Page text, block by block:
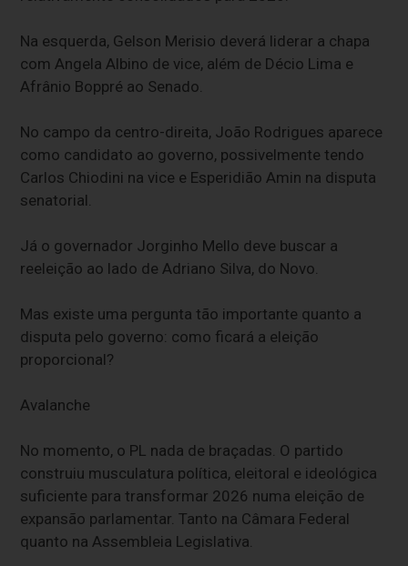
Na esquerda, Gelson Merisio deverá liderar a chapa
com Angela Albino de vice, além de Décio Lima e
Afrânio Boppré ao Senado.
No campo da centro-direita, João Rodrigues aparece
como candidato ao governo, possivelmente tendo
Carlos Chiodini na vice e Esperidião Amin na disputa
senatorial.
Já o governador Jorginho Mello deve buscar a
reeleição ao lado de Adriano Silva, do Novo.
Mas existe uma pergunta tão importante quanto a
disputa pelo governo: como ficará a eleição
proporcional?
Avalanche
No momento, o PL nada de braçadas. O partido
construiu musculatura política, eleitoral e ideológica
suficiente para transformar 2026 numa eleição de
expansão parlamentar. Tanto na Câmara Federal
quanto na Assembleia Legislativa.